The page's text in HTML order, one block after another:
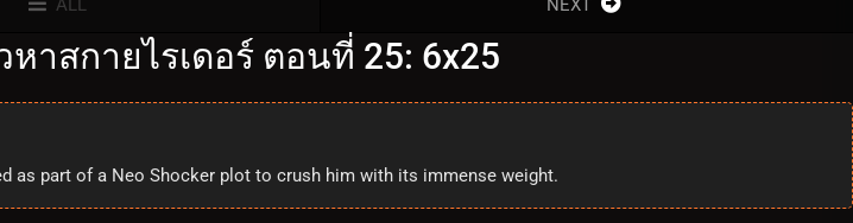
หาสกายไรเดอร์ ตอนที่ 25: 6x25
as part of a Neo Shocker plot to crush him with its immense weight.